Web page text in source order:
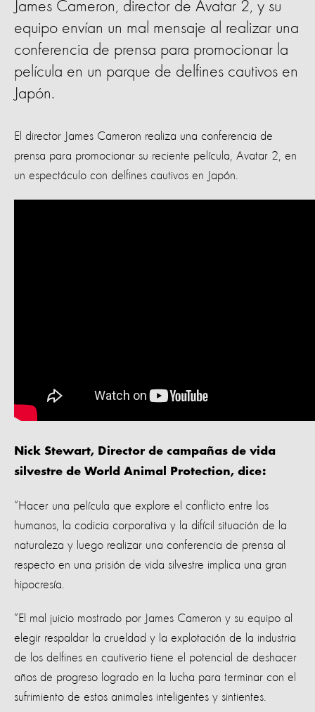
James Cameron, director de Avatar 2, y su
equipo envían un mal mensaje al realizar una
conferencia de prensa para promocionar la
película en un parque de delfines cautivos en
Japón.
El director James Cameron realiza una conferencia de
prensa para promocionar su reciente película, Avatar 2, en
un espectáculo con delfines cautivos en Japón.
Nick Stewart, Director de campañas de vida
silvestre de World Animal Protection, dice:
“Hacer una película que explore el conflicto entre los
humanos, la codicia corporativa y la difícil situación de la
naturaleza y luego realizar una conferencia de prensa al
respecto en una prisión de vida silvestre implica una gran
hipocresía.
“El mal juicio mostrado por James Cameron y su equipo al
elegir respaldar la crueldad y la explotación de la industria
de los delfines en cautiverio tiene el potencial de deshacer
años de progreso logrado en la lucha para terminar con el
sufrimiento de estos animales inteligentes y sintientes.